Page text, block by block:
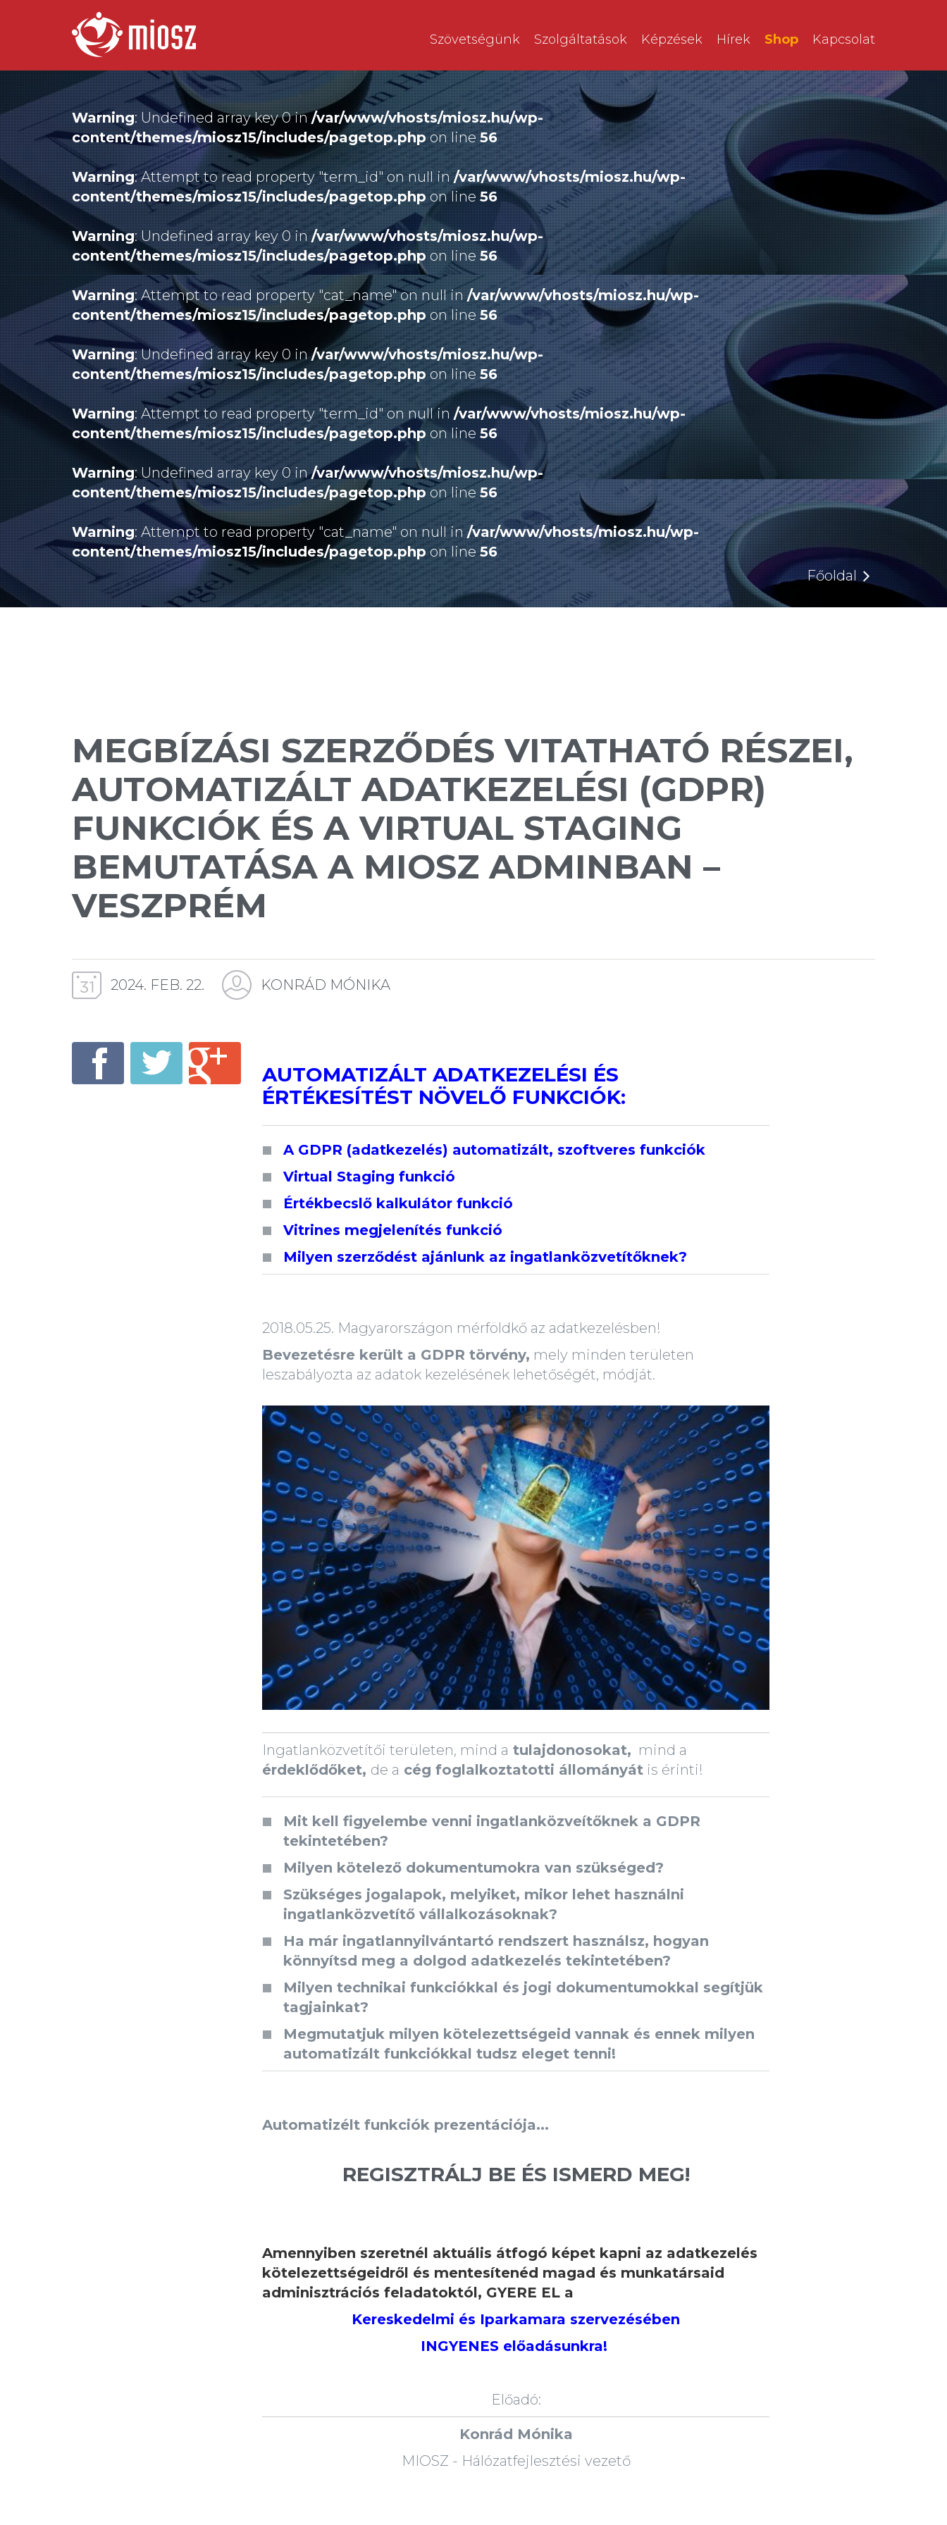
Szövetségünk Szolgáltatások Képzések Hírek Shop Kapcsolat
Warning: Undefined array key 0 in/var/www/vhosts/miosz.hu/wp-
content/themes/miosz15/includes/pagetop.phpon line56
Warning: Attempt to read property "term_id" on null in/var/www/vhosts/miosz.hu/wp-
content/themes/miosz15/includes/pagetop.phpon line 56
Warning: Undefined array key 0 in/var/www/vhosts/miosz.hu/wp-
content/themes/miosz15/includes/pagetop.php on line 56
Warning: Attempt to read property "cat_name" on null in/var/www/vhosts/miosz.hu/wp-
content/themes/miosz15/includes/pagetop.phpon line56
Warning: Undefined array key 0 in/var/www/vhosts/miosz.hu/wp-
content/themes/miosz15/includes/pagetop.phpon line56
Warning: Attempt to read property "term_id" on null in /var/www/vhosts/miosz.hu/wp-
content/themes/miosz15/includes/pagetop.php on line 56
Warning: Undefined array key 0 in/var/www/vhosts/miosz.hu/wp-
content/themes/miosz15/includes/pagetop.phpon line56
Warning: Attempt to read property "cat_name" on null in /var/www/vhosts/miosz.hu/wp-
content/themes/miosz15/includes/pagetop.phpon line56
Főoldal
MEGBÍZÁSI SZERZŐDÉS VITATHATÓ RÉSZEI,
AUTOMATIZÁLT ADATKEZELÉSI (GDPR)
FUNKCIÓK ÉS A VIRTUAL STAGING
BEMUTATÁSA A MIOSZ ADMINBAN –
VESZPRÉM
2024. FEB. 22. KONRÁD MÓNIKA
AUTOMATIZÁLT ADATKEZELÉSI ÉS
ÉRTÉKESÍTÉST NÖVELŐ FUNKCIÓK:
A GDPR (adatkezelés) automatizált, szoftveres funkciók
Virtual Staging funkció
Értékbecslő kalkulátor funkció
Vitrines megjelenítés funkció
Milyen szerződést ajánlunk az ingatlanközvetítőknek?
2018.05.25. Magyarországon mérföldkő az adatkezelésben!
Bevezetésre került a GDPR törvény, mely minden területen
leszabályozta az adatok kezelésének lehetőségét, módját.
Ingatlanközvetítői területen, mind a tulajdonosokat, mind a
érdeklődőket, de a cég foglalkoztatotti állományát is érinti!
Mit kell figyelembe venni ingatlanközveítőknek a GDPR
tekintetében?
Milyen kötelező dokumentumokra van szükséged?
Szükséges jogalapok, melyiket, mikor lehet használni
ingatlanközvetítő vállalkozásoknak?
Ha már ingatlannyilvántartó rendszert használsz, hogyan
könnyítsd meg a dolgod adatkezelés tekintetében?
Milyen technikai funkciókkal és jogi dokumentumokkal segítjük
tagjainkat?
Megmutatjuk milyen kötelezettségeid vannak és ennek milyen
automatizált funkciókkal tudsz eleget tenni!
Automatizélt funkciók prezentációja...
REGISZTRÁLJ BE ÉS ISMERD MEG!
Amennyiben szeretnél aktuális átfogó képet kapni az adatkezelés
kötelezettségeidről és mentesítenéd magad és munkatársaid
adminisztrációs feladatoktól, GYERE EL a
Kereskedelmi és Iparkamara szervezésében
INGYENES előadásunkra!
Előadó:
Konrád Mónika
MIOSZ - Hálózatfejlesztési vezető